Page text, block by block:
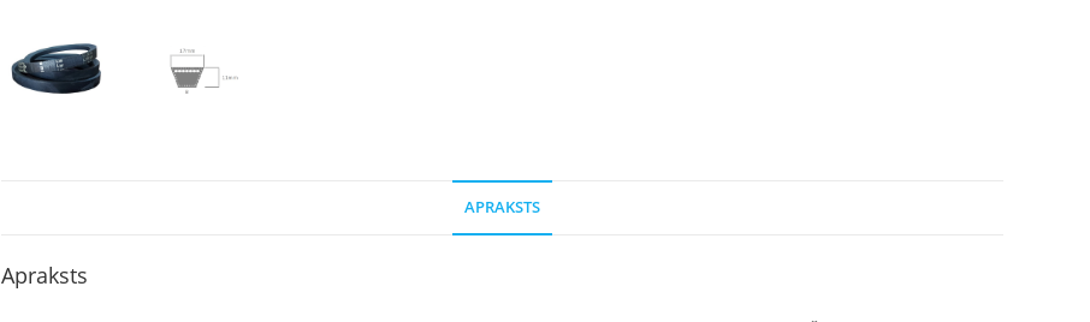
APRAKSTS
Apraksts